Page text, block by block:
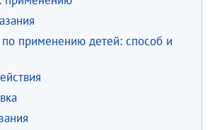
по применению детей: способ и